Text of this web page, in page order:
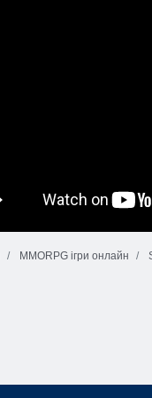
MMORPG ігри онлайн